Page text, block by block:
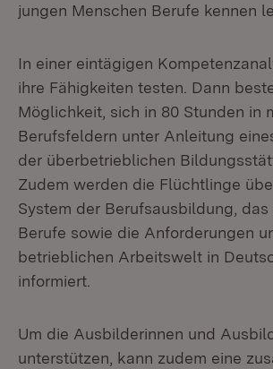
jungen Menschen Berufe kennen
In einer eintägigen
ihre Fähigkeiten testen. Dann
Möglichkeit, sich in 80 Stunden in
Berufsfeldern unter Anleitung
der überbetrieblichen
Zudem werden die Flüchtlinge
System der Berufsausbildung,
Berufe sowie die Anforderungen
betrieblichen Arbeitswelt in
informiert.
Um die Ausbilderinnen und
unterstützen, kann zudem eine